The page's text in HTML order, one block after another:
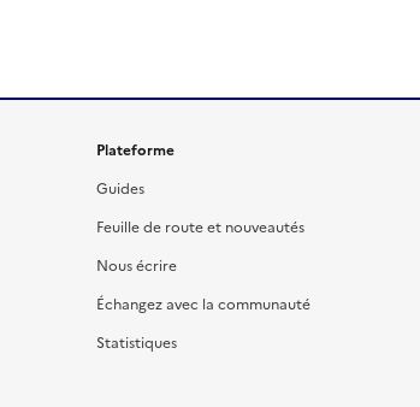
Plateforme
Guides
Feuille de route et nouveautés
Nous écrire
Échangez avec la communauté
Statistiques